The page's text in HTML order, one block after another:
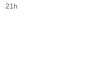
21h